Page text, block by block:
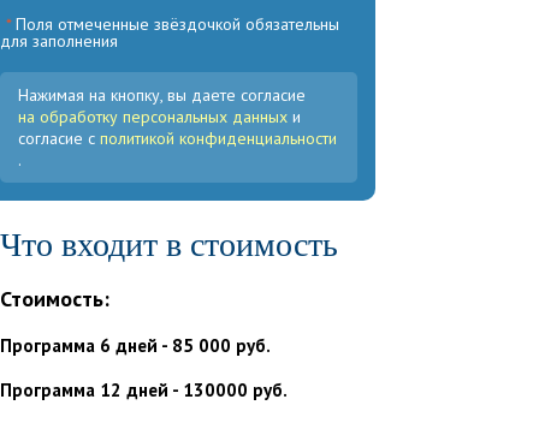
*Поля отмеченные звёздочкой обязательны
для заполнения
Нажимая на кнопку, вы даете согласие
на обработку персональных данных и
согласие с политикой конфиденциальности
.
Что входит в стоимость
Стоимость:
Программа 6 дней - 85 000 руб.
Программа 12 дней - 130000 руб.